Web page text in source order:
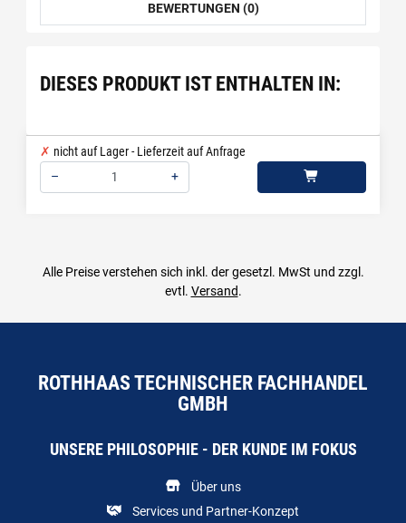
BEWERTUNGEN (0)
DIESES PRODUKT IST ENTHALTEN IN:
nicht auf Lager - Lieferzeit auf Anfrage
–
+
Alle Preise verstehen sich inkl. der gesetzl. MwSt und zzgl.
evtl. Versand.
ROTHHAAS TECHNISCHER FACHHANDEL
GMBH
UNSERE PHILOSOPHIE - DER KUNDE IM FOKUS
Über uns
Services und Partner-Konzept